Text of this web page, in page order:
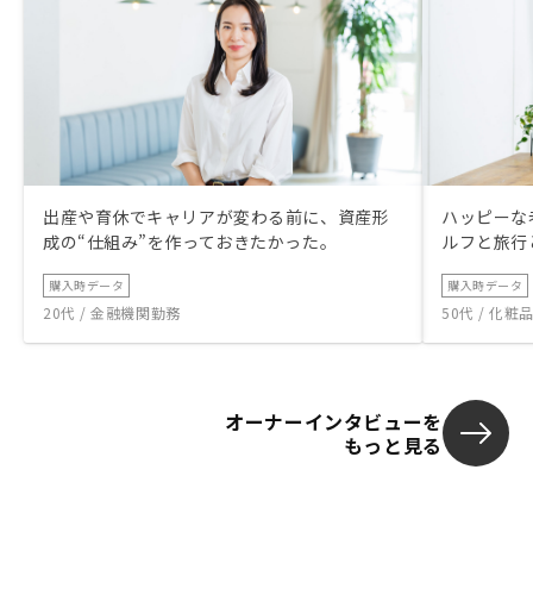
出産や育休でキャリアが変わる前に、資産形
成の“仕組み”を作っておきたかった。
購入時データ
20代 / 金融機関勤務
ハッピー
ルフと旅
購入時データ
50代 / 化粧
オーナーインタビューを
もっと見る